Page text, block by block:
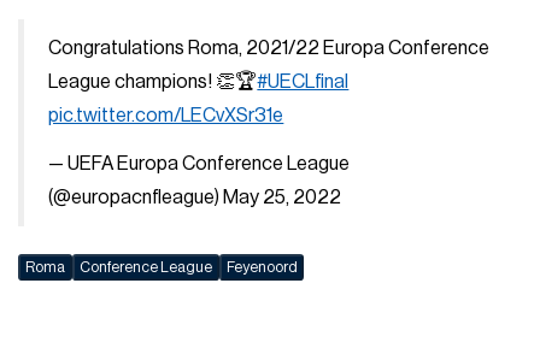
Congratulations Roma, 2021/22 Europa Conference
League champions! 👏🏆#UECLfinal
pic.twitter.com/LECvXSr31e
— UEFA Europa Conference League
(@europacnfleague) May 25, 2022
Roma Conference League Feyenoord